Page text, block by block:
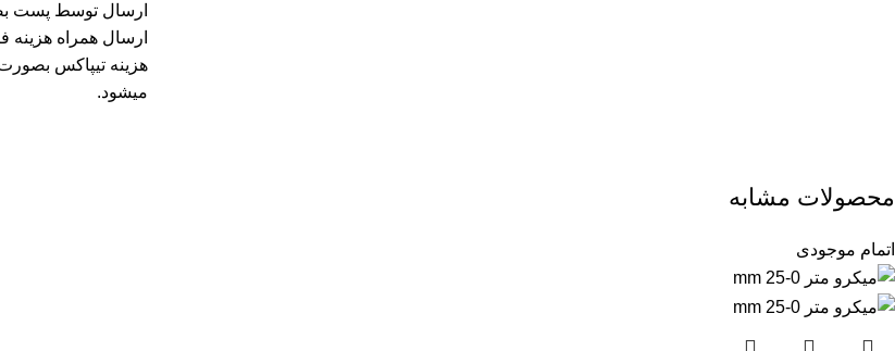
ارسال توسط پست
ارسال همراه هزینه
هزینه تیپاکس
میشود.
محصولات مشابه
اتمام موجودی